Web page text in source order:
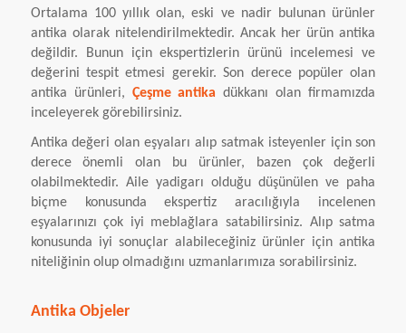
Ortalama 100 yıllık olan, eski ve nadir bulunan ürünler
antika olarak nitelendirilmektedir. Ancak her ürün antika
değildir. Bunun için ekspertizlerin ürünü incelemesi ve
değerini tespit etmesi gerekir. Son derece popüler olan
antika ürünleri, Çeşme antikadükkanı olan firmamızda
inceleyerek görebilirsiniz.
Antika değeri olan eşyaları alıp satmak isteyenler için son
derece önemli olan bu ürünler, bazen çok değerli
olabilmektedir. Aile yadigarı olduğu düşünülen ve paha
biçme konusunda ekspertiz aracılığıyla incelenen
eşyalarınızı çok iyi meblağlara satabilirsiniz. Alıp satma
konusunda iyi sonuçlar alabileceğiniz ürünler için antika
niteliğinin olup olmadığını uzmanlarımıza sorabilirsiniz.
Antika Objeler